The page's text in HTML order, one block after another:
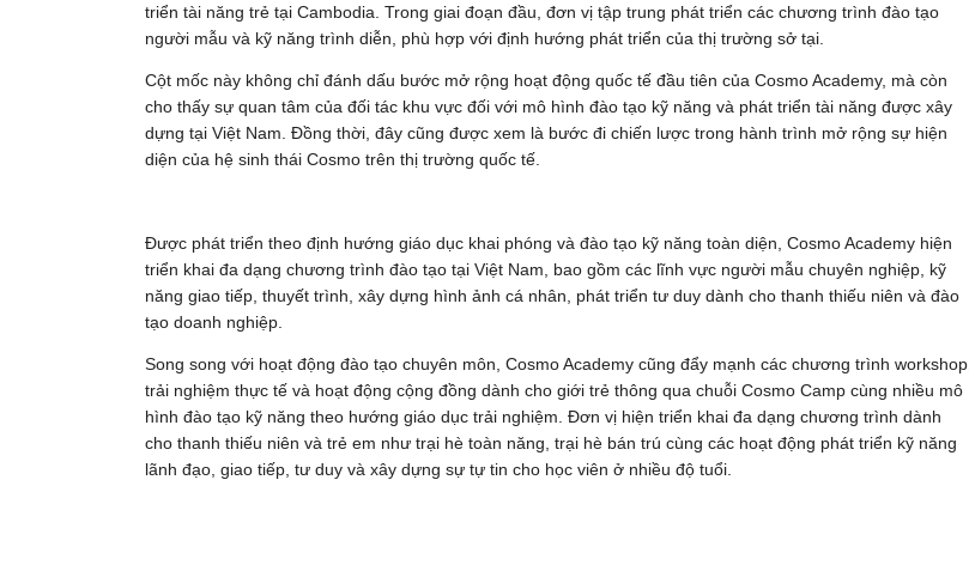
triển tài năng trẻ tại Cambodia. Trong giai đoạn đầu, đơn vị tập trung phát triển các chương trình đào tạo
người mẫu và kỹ năng trình diễn, phù hợp với định hướng phát triển của thị trường sở tại.
Cột mốc này không chỉ đánh dấu bước mở rộng hoạt động quốc tế đầu tiên của Cosmo Academy, mà còn
cho thấy sự quan tâm của đối tác khu vực đối với mô hình đào tạo kỹ năng và phát triển tài năng được xây
dựng tại Việt Nam. Đồng thời, đây cũng được xem là bước đi chiến lược trong hành trình mở rộng sự hiện
diện của hệ sinh thái Cosmo trên thị trường quốc tế.
Được phát triển theo định hướng giáo dục khai phóng và đào tạo kỹ năng toàn diện, Cosmo Academy hiện
triển khai đa dạng chương trình đào tạo tại Việt Nam, bao gồm các lĩnh vực người mẫu chuyên nghiệp, kỹ
năng giao tiếp, thuyết trình, xây dựng hình ảnh cá nhân, phát triển tư duy dành cho thanh thiếu niên và đào
tạo doanh nghiệp.
Song song với hoạt động đào tạo chuyên môn, Cosmo Academy cũng đẩy mạnh các chương trình workshop,
trải nghiệm thực tế và hoạt động cộng đồng dành cho giới trẻ thông qua chuỗi Cosmo Camp cùng nhiều mô
hình đào tạo kỹ năng theo hướng giáo dục trải nghiệm. Đơn vị hiện triển khai đa dạng chương trình dành
cho thanh thiếu niên và trẻ em như trại hè toàn năng, trại hè bán trú cùng các hoạt động phát triển kỹ năng
lãnh đạo, giao tiếp, tư duy và xây dựng sự tự tin cho học viên ở nhiều độ tuổi.